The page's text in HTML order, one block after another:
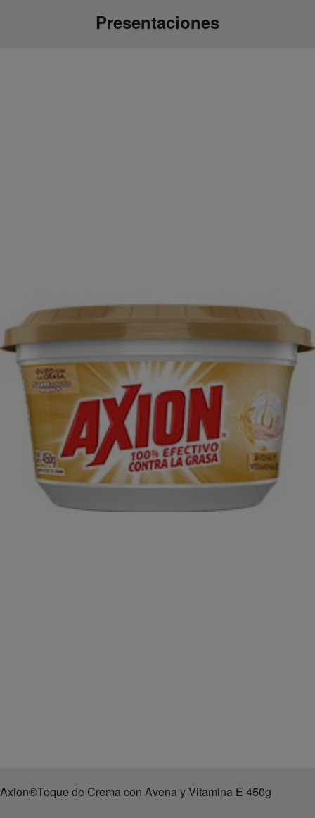
Presentaciones
Axion®Toque de Crema con Avena y Vitamina E 450g